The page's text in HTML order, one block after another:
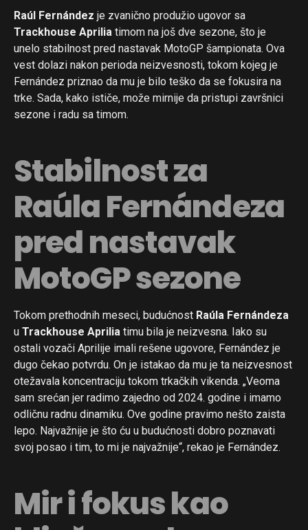
Raúl Fernández je zvanično produžio ugovor sa
Trackhouse Aprilia timom na još dve sezone, što je
unelo stabilnost pred nastavak MotoGP šampionata. Ova
vest dolazi nakon perioda neizvesnosti, tokom kojeg je
Fernández priznao da mu je bilo teško da se fokusira na
trke. Sada, kako ističe, može mirnije da pristupi završnici
sezone i radu sa timom.
Stabilnost za
Raúla Fernándeza
pred nastavak
MotoGP sezone
Tokom prethodnih meseci, budućnost Raúla Fernándeza
u Trackhouse Aprilia timu bila je neizvesna. Iako su
ostali vozači Aprilije imali rešene ugovore, Fernández je
dugo čekao potvrdu. On je istakao da mu je ta neizvesnost
otežavala koncentraciju tokom trkačkih vikenda. „Veoma
sam srećan jer radimo zajedno od 2024. godine i imamo
odličnu radnu dinamiku. Ove godine pravimo nešto zaista
lepo. Najvažnije je što ću u budućnosti dobro poznavati
svoj posao i tim, to mi je najvažnije“, rekao je Fernández.
Mir i fokus kao